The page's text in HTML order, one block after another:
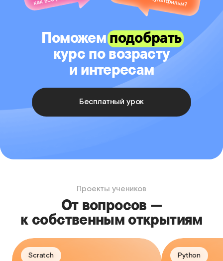
Поможемподобрать
курс по возрасту
и интересам
Бесплатный урок
Проекты учеников
От вопросов —
к собственным открытиям
Scratch Python